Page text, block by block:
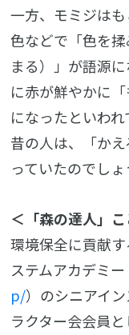
一方、モミジは
色などで「色を
まる）」が語源
に赤が鮮やかに
になったといわれ
昔の人は、「か
っていたのでしょ
＜「森の達人」
環境保全に貢献
ステムアカデミー
p/）のシニアイ
ラクター会会員